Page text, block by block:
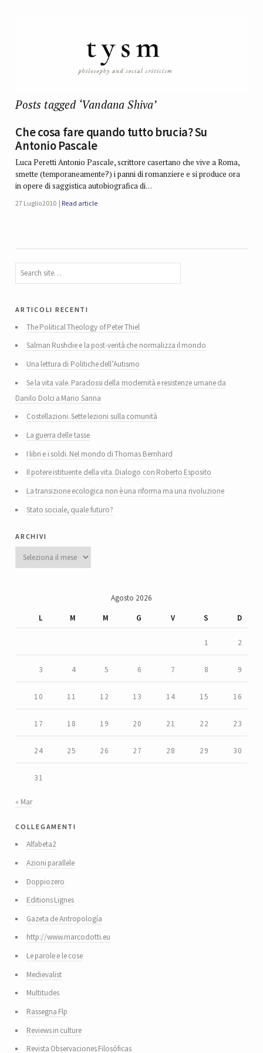
Posts tagged ‘Vandana Shiva’
Che cosa fare quando tutto brucia? Su
Antonio Pascale
Luca Peretti Antonio Pascale, scrittore casertano che vive a Roma,
smette (temporaneamente?) i panni di romanziere e si produce ora
in opere di saggistica autobiografica di…
27 Luglio 2010 Read article
articoli recenti
The Political Theology of Peter Thiel
Salman Rushdie e la post-verità che normalizza il mondo
Una lettura di Politiche dell’Autismo
Se la vita vale. Paradossi della modernità e resistenze umane da
Danilo Dolci a Mario Sanna
Costellazioni. Sette lezioni sulla comunità
La guerra delle tasse
I libri e i soldi. Nel mondo di Thomas Bernhard
Il potere istituente della vita. Dialogo con Roberto Esposito
La transizione ecologica non è una riforma ma una rivoluzione
Stato sociale, quale futuro?
archivi
Archivi
Agosto 2026
L
M M G V S D
1 2
3 4 5 6 7 8 9
10 11 12 13 14 15 16
17 18 19 20 21 22 23
24 25 26 27 28 29 30
31
« Mar
collegamenti
Alfabeta2
Azioni parallele
Doppiozero
Editions Lignes
Gazeta de Antropología
http://www.marcodotti.eu
Le parole e le cose
Medievalist
Multitudes
Rassegna Flp
Reviews in culture
Revista Observaciones Filosóficas